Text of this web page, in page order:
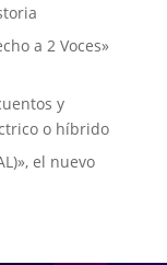
a 2 Voces»
y
o híbrido
el nuevo